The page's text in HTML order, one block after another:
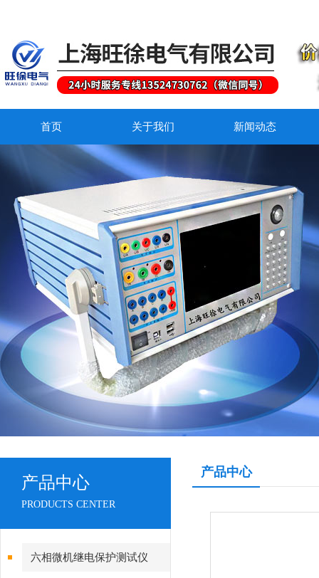
首页 关于我们 新闻动态
产品中心
PRODUCTS CENTER
六相微机继电保护测试仪
产品中心